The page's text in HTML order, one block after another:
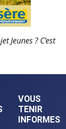
Jeunes ? C’est
VOUS
TENIR
INFORMES